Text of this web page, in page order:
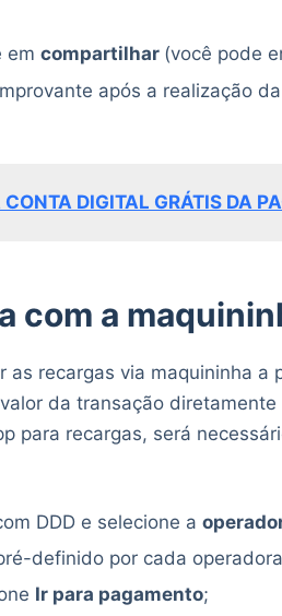
em compartilhar (você pode
após a realização
DIGITAL GRÁTIS DA
com a
as recargas via maquininha a
da transação
para recargas, será
DDD e selecione a
definido por cada
Ir para pagamento;